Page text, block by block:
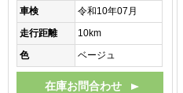
車検
令和10年07月
走行距離
10km
色
ベージュ
在庫お問合わせ